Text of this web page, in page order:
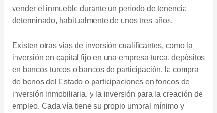
vender el inmueble durante un período de tenencia
determinado, habitualmente de unos tres años.
Existen otras vías de inversión cualificantes, como la
inversión en capital fijo en una empresa turca, depósitos
en bancos turcos o bancos de participación, la compra
de bonos del Estado o participaciones en fondos de
inversión inmobiliaria, y la inversión para la creación de
empleo. Cada vía tiene su propio umbral mínimo y